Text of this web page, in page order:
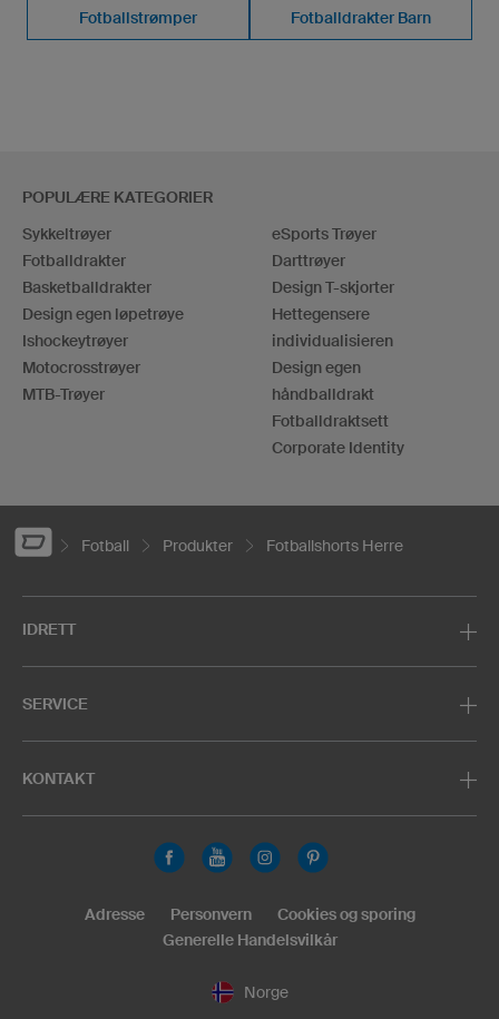
Fotballstrømper Fotballdrakter Barn
POPULÆRE KATEGORIER
Sykkeltrøyer
Fotballdrakter
Basketballdrakter
Design egen løpetrøye
Ishockeytrøyer
Motocrosstrøyer
MTB-Trøyer
eSports Trøyer
Darttrøyer
Design T-skjorter
Hettegensere
individualisieren
Design egen
håndballdrakt
Fotballdraktsett
Corporate Identity
Fotball Produkter Fotballshorts Herre
IDRETT
SERVICE
KONTAKT
Norge
Adresse Personvern
Cookies og sporing
Generelle Handelsvilkår